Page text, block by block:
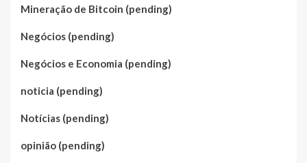
Mineração de Bitcoin (pending)
Negócios (pending)
Negócios e Economia (pending)
noticia (pending)
Notícias (pending)
opinião (pending)